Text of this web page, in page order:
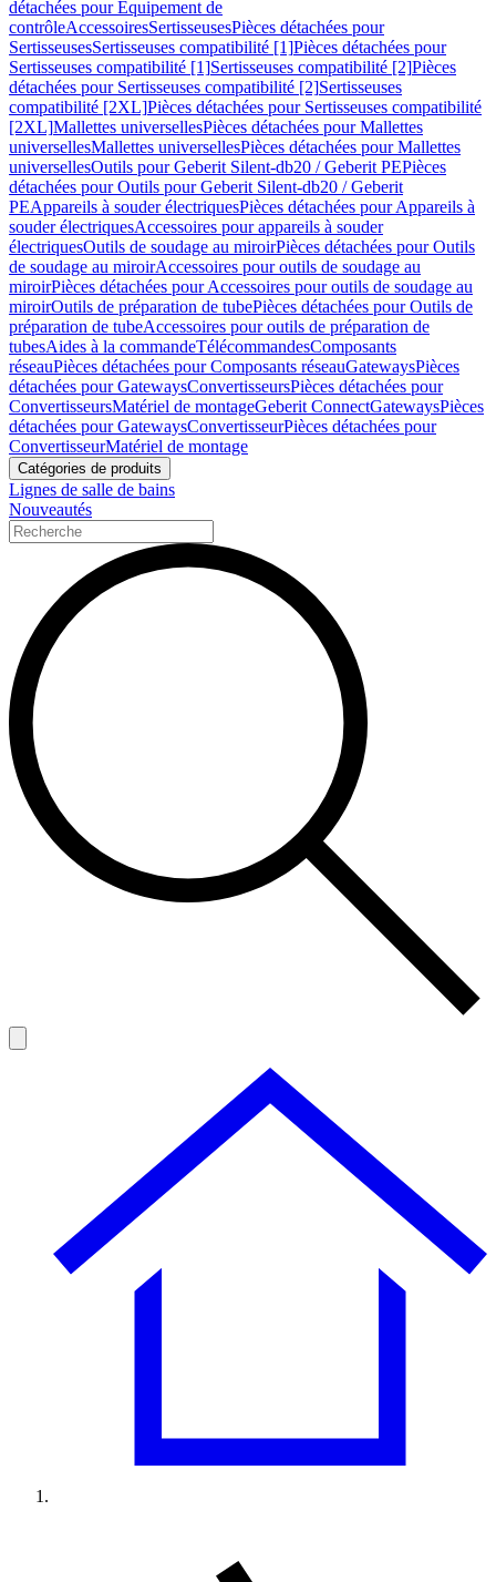
détachées pour Equipement de
contrôleAccessoiresSertisseusesPièces détachées pour
SertisseusesSertisseuses compatibilité [1]Pièces détachées pour
Sertisseuses compatibilité [1]Sertisseuses compatibilité [2]Pièces
détachées pour Sertisseuses compatibilité [2]Sertisseuses
compatibilité [2XL]Pièces détachées pour Sertisseuses compatibilité
[2XL]Mallettes universellesPièces détachées pour Mallettes
universellesMallettes universellesPièces détachées pour Mallettes
universellesOutils pour Geberit Silent-db20 / Geberit PEPièces
détachées pour Outils pour Geberit Silent-db20 / Geberit
PEAppareils à souder électriquesPièces détachées pour Appareils à
souder électriquesAccessoires pour appareils à souder
électriquesOutils de soudage au miroirPièces détachées pour Outils
de soudage au miroirAccessoires pour outils de soudage au
miroirPièces détachées pour Accessoires pour outils de soudage au
miroirOutils de préparation de tubePièces détachées pour Outils de
préparation de tubeAccessoires pour outils de préparation de
tubesAides à la commandeTélécommandesComposants
réseauPièces détachées pour Composants réseauGatewaysPièces
détachées pour GatewaysConvertisseursPièces détachées pour
ConvertisseursMatériel de montageGeberit ConnectGatewaysPièces
détachées pour GatewaysConvertisseurPièces détachées pour
ConvertisseurMatériel de montage
Catégories de produits
Lignes de salle de bains
Nouveautés